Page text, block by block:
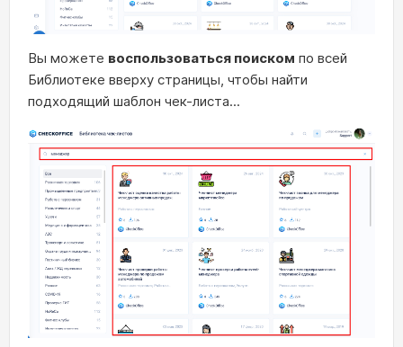
Вы можете воспользоваться поиском по всей
Библиотеке вверху страницы, чтобы найти
подходящий шаблон чек-листа...